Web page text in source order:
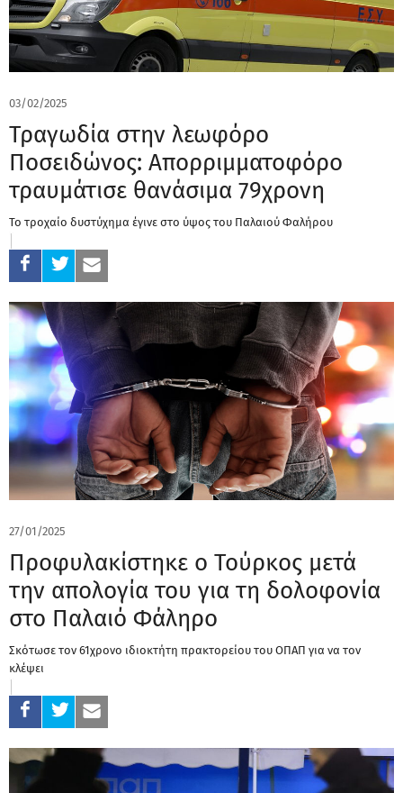
03/02/2025
Τραγωδία στην λεωφόρο
Ποσειδώνος: Απορριμματοφόρο
τραυμάτισε θανάσιμα 79χρονη
Το τροχαίο δυστύχημα έγινε στο ύψος του Παλαιού Φαλήρου
27/01/2025
Προφυλακίστηκε ο Τούρκος μετά
την απολογία του για τη δολοφονία
στο Παλαιό Φάληρο
Σκότωσε τον 61χρονο ιδιοκτήτη πρακτορείου του ΟΠΑΠ για να τον
κλέψει